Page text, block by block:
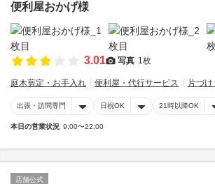
便利屋おかげ様
3.01 写真 1枚
庭木剪定・お手入れ 便利屋・代行サービス 片づ
出張・訪問専門 日祝OK 21時以降OK
本日の営業状況 9:00〜22:00
店舗公式